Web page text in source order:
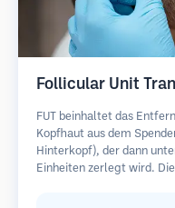
Follicular Unit
FUT beinhaltet das
Kopfhaut aus dem
Hinterkopf), der dann
Einheiten zerlegt wird.